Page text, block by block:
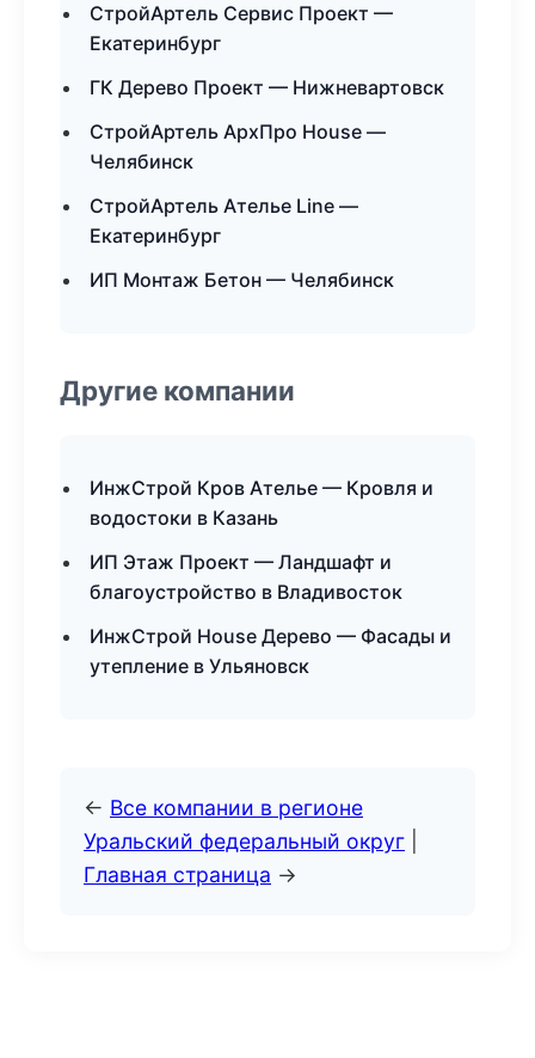
СтройАртель Сервис Проект —
Екатеринбург
ГК Дерево Проект — Нижневартовск
СтройАртель АрхПро House —
Челябинск
СтройАртель Ателье Line —
Екатеринбург
ИП Монтаж Бетон — Челябинск
Другие компании
ИнжСтрой Кров Ателье — Кровля и
водостоки в Казань
ИП Этаж Проект — Ландшафт и
благоустройство в Владивосток
ИнжСтрой House Дерево — Фасады и
утепление в Ульяновск
← Все компании в регионе
Уральский федеральный округ
Главная страница →